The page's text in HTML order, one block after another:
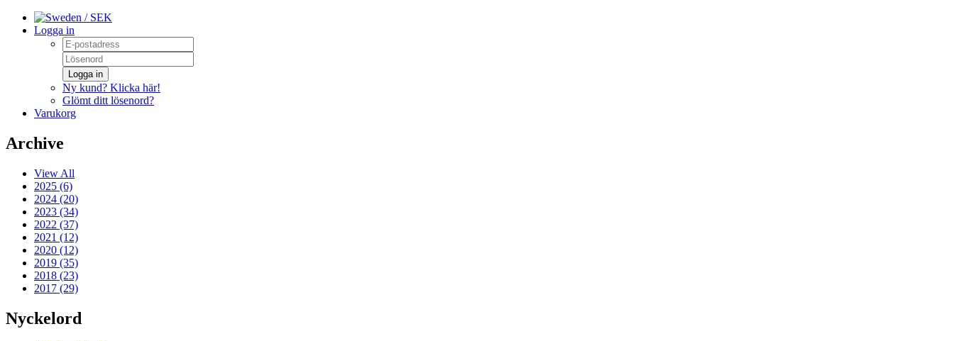
/ SEK
Logga in
Logga in
Ny kund? Klicka här!
Glömt ditt lösenord?
Varukorg
Archive
View All
2025 (6)
2024 (20)
2023 (34)
2022 (37)
2021 (12)
2020 (12)
2019 (35)
2018 (23)
2017 (29)
Nyckelord